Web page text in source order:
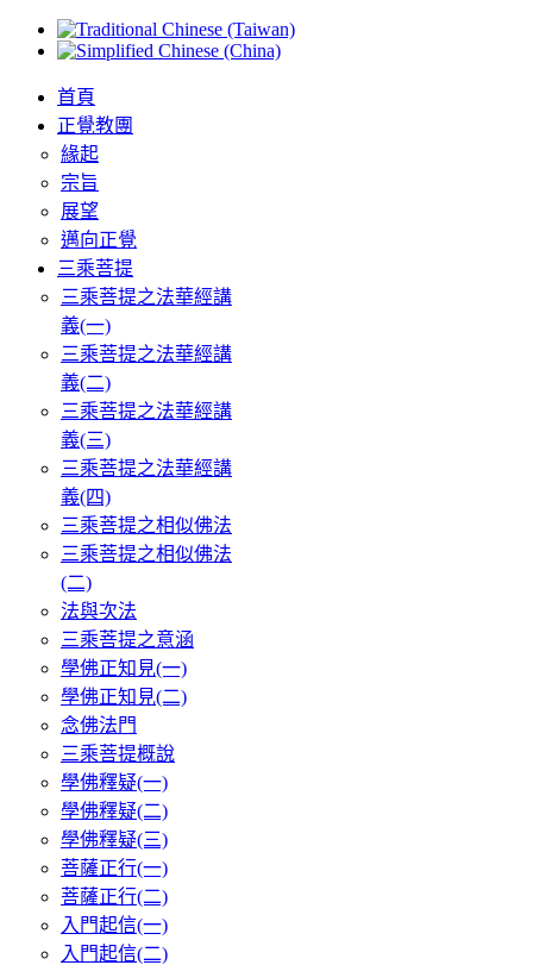
首頁
正覺教團
緣起
宗旨
展望
邁向正覺
三乘菩提
三乘菩提之法華經講
義(一)
三乘菩提之法華經講
義(二)
三乘菩提之法華經講
義(三)
三乘菩提之法華經講
義(四)
三乘菩提之相似佛法
三乘菩提之相似佛法
(二)
法與次法
三乘菩提之意涵
學佛正知見(一)
學佛正知見(二)
念佛法門
三乘菩提概說
學佛釋疑(一)
學佛釋疑(二)
學佛釋疑(三)
菩薩正行(一)
菩薩正行(二)
入門起信(一)
入門起信(二)